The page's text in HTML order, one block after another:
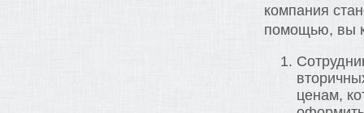
компания
помощью, вы
ценам,